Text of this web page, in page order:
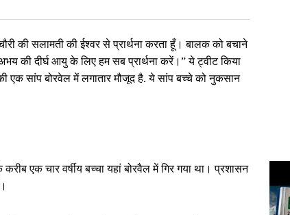
की सलामती की ईश्वर से प्रार्थना करता हूँ। बालक को बचाने
की दीर्घ आयु के लिए हम सब प्रार्थना करें।” ये ट्वीट किया
एक सांप बोरवेल में लगातार मौजूद है. ये सांप बच्चे को नुकसान
एक चार वर्षीय बच्चा यहां बोरवैल में गिर गया था। प्रशासन